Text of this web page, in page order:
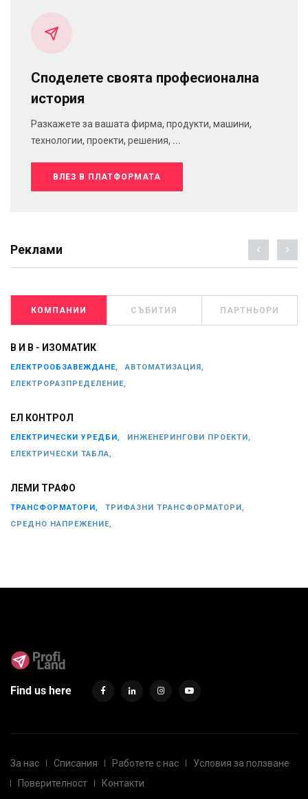
Споделете своята професионална
история
Разкажете за вашата фирма, продукти, машини,
технологии, проекти, решения, ...
ВЛЕЗ В ПЛАТФОРМАТА
Реклами
КОМПАНИИ СЪБИТИЯ ПАРТНЬОРИ
В И В - ИЗОМАТИК
ЕЛЕКТРООБЗАВЕЖДАНЕ,
АВТОМАТИЗАЦИЯ,
ЕЛЕКТРОРАЗПРЕДЕЛЕНИЕ,
ЕЛ КОНТРОЛ
ЕЛЕКТРИЧЕСКИ УРЕДБИ,
ИНЖЕНЕРИНГОВИ ПРОЕКТИ,
ЕЛЕКТРИЧЕСКИ ТАБЛА,
ЛЕМИ ТРАФО
ТРАНСФОРМАТОРИ,
ТРИФАЗНИ ТРАНСФОРМАТОРИ,
СРЕДНО НАПРЕЖЕНИЕ,
Find us here
За нас Списания Работете с нас
Условия за ползване
Поверителност
Контакти